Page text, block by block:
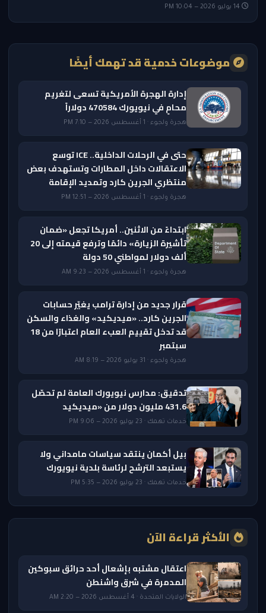
موضوعات خدمية قد تهمك أيضًا
إدارة الهجرة الأمريكية تسعى لتغريم
محامٍ في نيويورك 470584 دولاراً
هجرة ولجوء · 1 أغسطس 2026 — 7:10 PM
حتى في الرحلات الداخلية.. ICE توسع
الاعتقالات داخل المطارات وتستهدف بعض
منتظري الجرين كارد وتمديد الإقامة
هجرة ولجوء · 1 أغسطس 2026 — 12:51 PM
ابتداءً من الاثنين.. أمريكا تجعل «ضمان
تأشيرة الزيارة» دائمًا وترفع قيمته إلى 20
ألف دولار لمواطني 50 دولة
هجرة ولجوء · 1 أغسطس 2026 — 9:23 AM
قرار جديد من إدارة ترامب يغيّر حسابات
الجرين كارد.. «ميديكيد» والغذاء والسكن
قد تدخل تقييم العبء العام اعتبارًا من 18
سبتمبر
هجرة ولجوء · 31 يوليو 2026 — 8:19 AM
تدقيق: مدارس نيويورك العامة لم تحصّل
431.6 مليون دولار من «ميديكيد
خدمات تهمك · 23 يوليو 2026 — 9:06 PM
بيل أكمان ينتقد سياسات مامداني ولا
يستبعد الترشح لرئاسة بلدية نيويورك
خدمات تهمك · 23 يوليو 2026 — 5:35 PM
الأكثر قراءة الآن
اعتقال مشتبه بإشعال أحد حرائق سبوكين
المدمرة في شرق واشنطن
الولايات المتحدة · 4 أغسطس 2026 — 2:20 AM